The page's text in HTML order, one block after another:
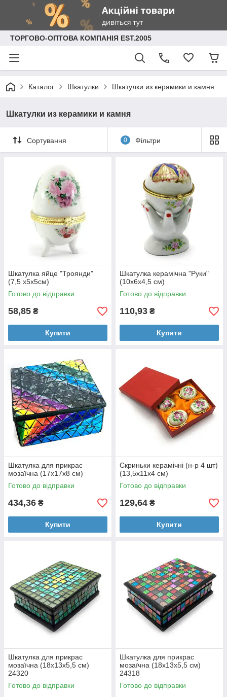
ТОРГОВО-ОПТОВА КОМПАНІЯ EST.2005
Каталог Шкатулки Шкатулки из керамики и камня
Шкатулки из керамики и камня
Сортування 0 Фільтри
Шкатулка яйце "Троянди"
(7,5 х5х5см)
Готово до відправки
58,85 ₴
Купити
Шкатулка керамічна "Руки"
(10х6х4,5 см)
Готово до відправки
110,93 ₴
Купити
Шкатулка для прикрас
мозаїчна (17х17х8 см)
Готово до відправки
434,36 ₴
Купити
Скриньки керамічні (н-р 4 шт)
(13,5х11х4 см)
Готово до відправки
129,64 ₴
Купити
Шкатулка для прикрас
мозаїчна (18х13х5,5 см)
24320
Готово до відправки
Шкатулка для прикрас
мозаїчна (18х13х5,5 см)
24318
Готово до відправки